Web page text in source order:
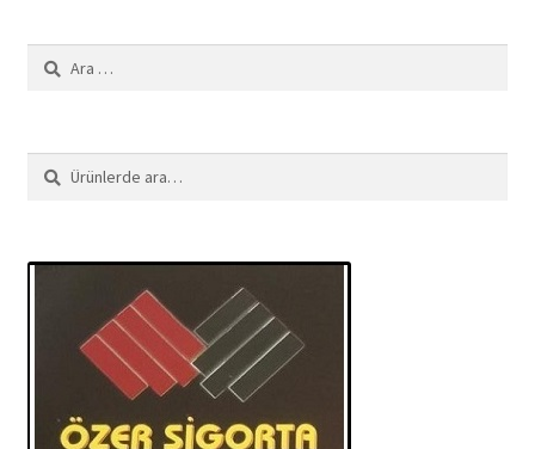
Arama:
Ara:
Ara